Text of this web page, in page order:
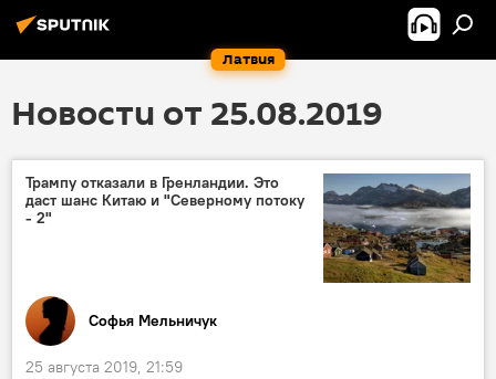
Латвия
Новости от 25.08.2019
Трампу отказали в Гренландии. Это
даст шанс Китаю и "Северному потоку
- 2"
Софья Мельничук
25 августа 2019, 21:59